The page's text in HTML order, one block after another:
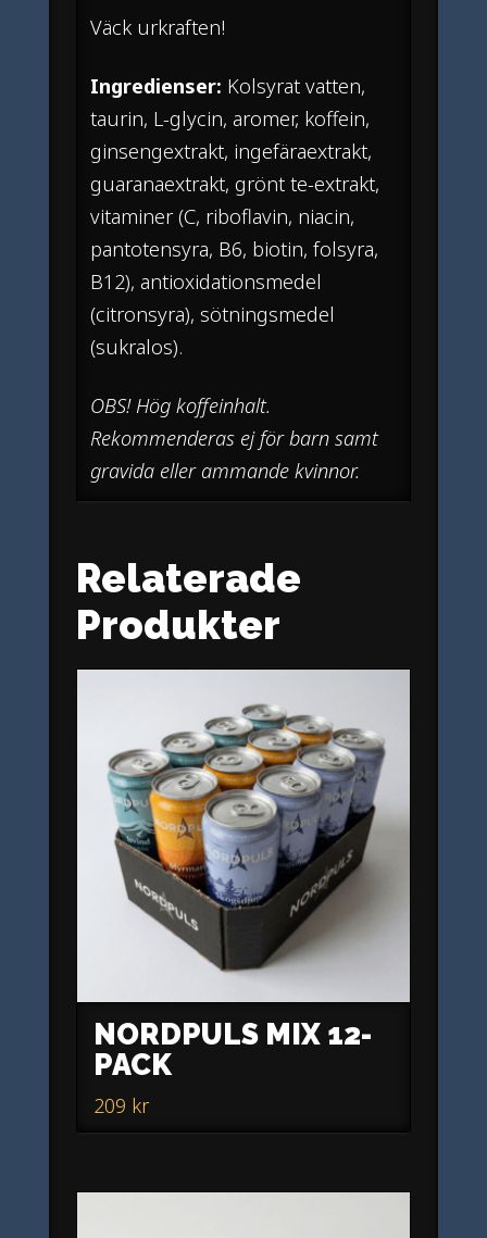
Väck urkraften!
Ingredienser: Kolsyrat vatten,
taurin, L-glycin, aromer, koffein,
ginsengextrakt, ingefäraextrakt,
guaranaextrakt, grönt te-extrakt,
vitaminer (C, riboflavin, niacin,
pantotensyra, B6, biotin, folsyra,
B12), antioxidationsmedel
(citronsyra), sötningsmedel
(sukralos).
OBS! Hög koffeinhalt.
Rekommenderas ej för barn samt
gravida eller ammande kvinnor.
Relaterade
Produkter
NORDPULS MIX 12-
PACK
209 kr